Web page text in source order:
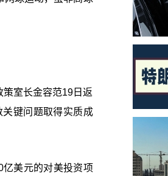
室长金容范19日返
键问题取得实质成
美元的对美投资项